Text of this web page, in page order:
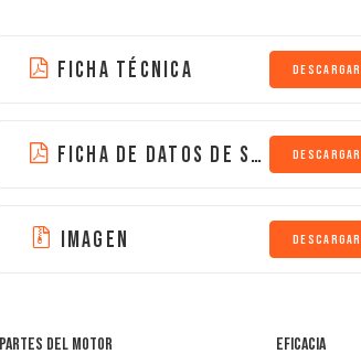
FICHA TÉCNICA DESCARGAR
FICHA DE DATOS DE SEGURIDAD DESCARGAR
IMAGEN DESCARGAR
PARTES DEL MOTOR EFICACIA